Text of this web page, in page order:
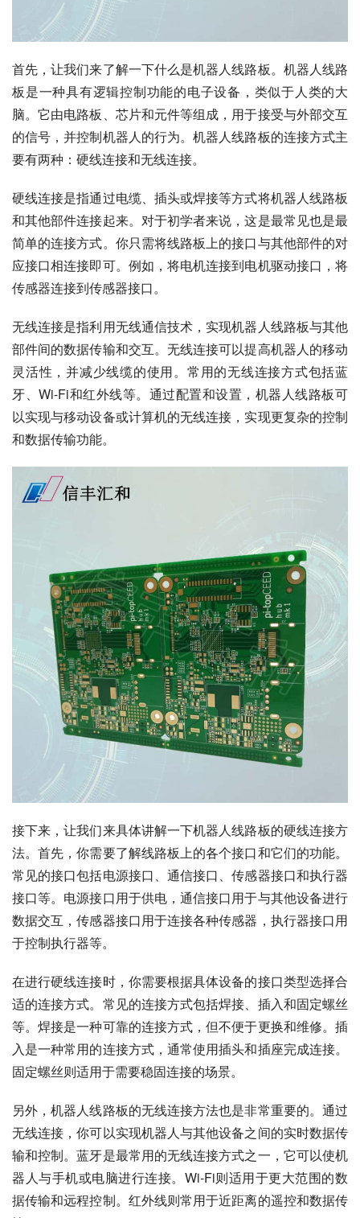
首先，让我们来了解一下什么是机器人线路板。机器人线路
板是一种具有逻辑控制功能的电子设备，类似于人类的大
脑。它由电路板、芯片和元件等组成，用于接受与外部交互
的信号，并控制机器人的行为。机器人线路板的连接方式主
要有两种：硬线连接和无线连接。
硬线连接是指通过电缆、插头或焊接等方式将机器人线路板
和其他部件连接起来。对于初学者来说，这是最常见也是最
简单的连接方式。你只需将线路板上的接口与其他部件的对
应接口相连接即可。例如，将电机连接到电机驱动接口，将
传感器连接到传感器接口。
无线连接是指利用无线通信技术，实现机器人线路板与其他
部件间的数据传输和交互。无线连接可以提高机器人的移动
灵活性，并减少线缆的使用。常用的无线连接方式包括蓝
牙、Wi-Fi和红外线等。通过配置和设置，机器人线路板可
以实现与移动设备或计算机的无线连接，实现更复杂的控制
和数据传输功能。
接下来，让我们来具体讲解一下机器人线路板的硬线连接方
法。首先，你需要了解线路板上的各个接口和它们的功能。
常见的接口包括电源接口、通信接口、传感器接口和执行器
接口等。电源接口用于供电，通信接口用于与其他设备进行
数据交互，传感器接口用于连接各种传感器，执行器接口用
于控制执行器等。
在进行硬线连接时，你需要根据具体设备的接口类型选择合
适的连接方式。常见的连接方式包括焊接、插入和固定螺丝
等。焊接是一种可靠的连接方式，但不便于更换和维修。插
入是一种常用的连接方式，通常使用插头和插座完成连接。
固定螺丝则适用于需要稳固连接的场景。
另外，机器人线路板的无线连接方法也是非常重要的。通过
无线连接，你可以实现机器人与其他设备之间的实时数据传
输和控制。蓝牙是最常用的无线连接方式之一，它可以使机
器人与手机或电脑进行连接。Wi-Fi则适用于更大范围的数
据传输和远程控制。红外线则常用于近距离的遥控和数据传